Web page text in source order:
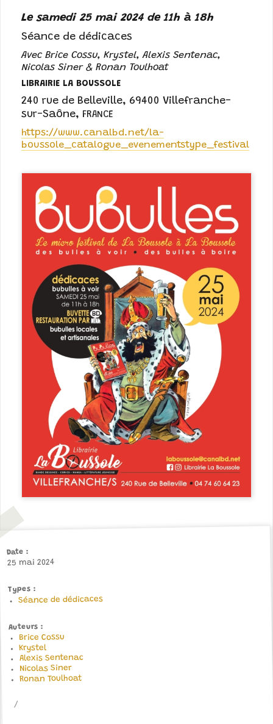
Le samedi 25 mai 2024 de 11h à 18h
Séance de dédicaces
Avec Brice Cossu, Krystel, Alexis Sentenac,
Nicolas Siner & Ronan Toulhoat
LIBRAIRIE LA BOUSSOLE
240 rue de Belleville, 69400 Villefranche-
sur-Saône, FRANCE
https://www.canalbd.net/la-
boussole_catalogue_evenementstype_festival
Date
25 mai 2024
Types
Séance de dédicaces
Auteurs
Brice Cossu
Krystel
Alexis Sentenac
Nicolas Siner
Ronan Toulhoat